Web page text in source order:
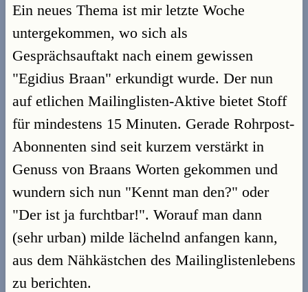
Ein neues Thema ist mir letzte Woche
untergekommen, wo sich als
Gesprächsauftakt nach einem gewissen
"Egidius Braan" erkundigt wurde. Der nun
auf etlichen Mailinglisten-Aktive bietet Stoff
für mindestens 15 Minuten. Gerade Rohrpost-
Abonnenten sind seit kurzem verstärkt in
Genuss von Braans Worten gekommen und
wundern sich nun "Kennt man den?" oder
"Der ist ja furchtbar!". Worauf man dann
(sehr urban) milde lächelnd anfangen kann,
aus dem Nähkästchen des Mailinglistenlebens
zu berichten.